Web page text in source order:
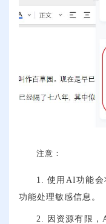
注意：
1. 使用AI功能会
功能处理敏感信息。
2. 因资源有限，